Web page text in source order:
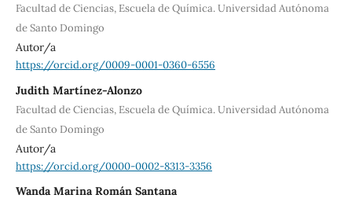
Facultad de Ciencias, Escuela de Química. Universidad Autónoma
de Santo Domingo
Autor/a
https://orcid.org/0009-0001-0360-6556
Judith Martínez-Alonzo
Facultad de Ciencias, Escuela de Química. Universidad Autónoma
de Santo Domingo
Autor/a
https://orcid.org/0000-0002-8313-3356
Wanda Marina Román Santana